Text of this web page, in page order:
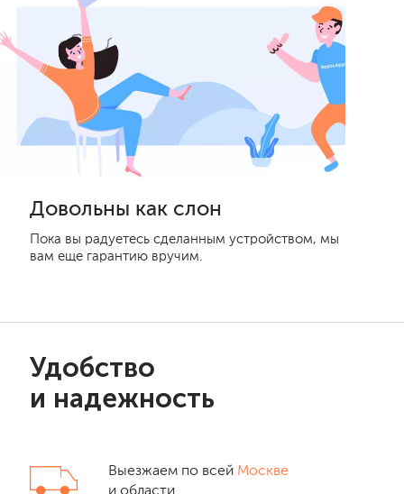
Довольны как слон
Пока вы радуетесь сделанным устройством, мы
вам еще гарантию вручим.
Удобство
и надежность
Выезжаем по всей Москве
и области